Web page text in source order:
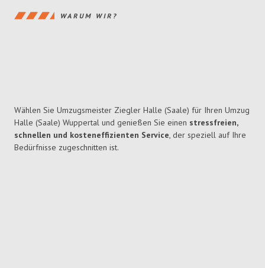
WARUM WIR?
Wählen Sie Umzugsmeister Ziegler Halle (Saale) für Ihren Umzug
Halle (Saale) Wuppertal und genießen Sie einen stressfreien,
schnellen und kosteneffizienten Service, der speziell auf Ihre
Bedürfnisse zugeschnitten ist.